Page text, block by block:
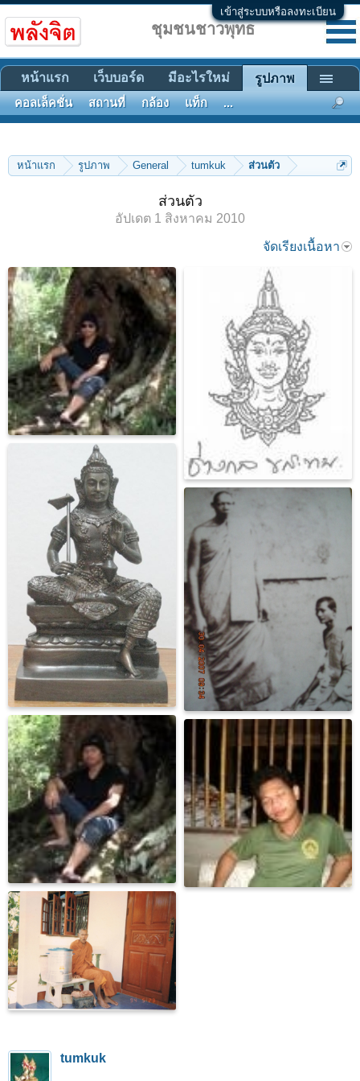
เข้าสู่ระบบหรือลงทะเบียน
หน้าแรก รูปภาพ General tumkuk ส่วนตัว
ส่วนตัว
อัปเดต 1 สิงหาคม 2010
จัดเรียงเนื้อหา
tumkuk
ชุมชนชาวพุทธ
หน้าแรก เว็บบอร์ด มีอะไรใหม่ รูปภาพ
คอลเล็คชั่น สถานที่ กล้อง แท็ก ...